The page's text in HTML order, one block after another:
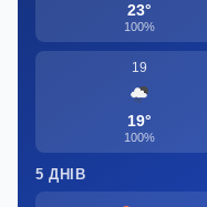
23°
100%
19
19°
100%
5 ДНІВ